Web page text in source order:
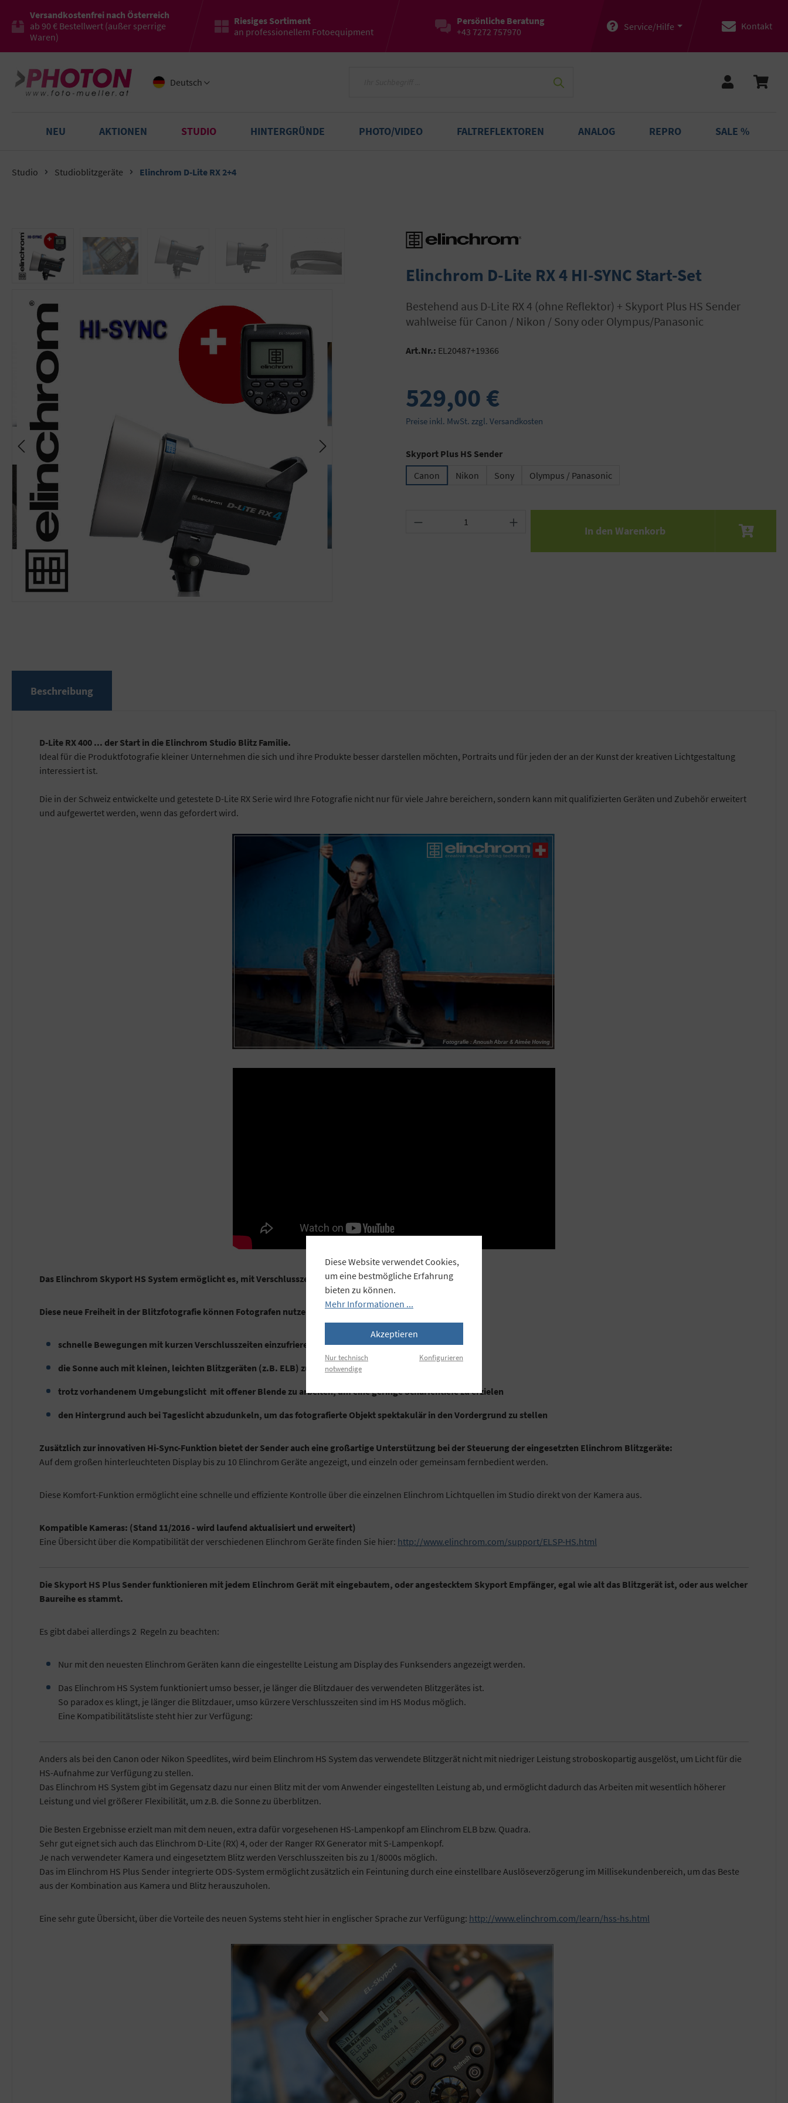
Versandkostenfrei nach Österreich
ab 90 € Bestellwert (außer sperrige
Waren)
Riesiges Sortiment
an professionellem Fotoequipment
Persönliche Beratung
+43 7272 757970
Service/Hilfe Kontakt
Deutsch
NEU AKTIONEN STUDIO HINTERGRÜNDE PHOTO/VIDEO FALTREFLEKTOREN ANALOG REPRO SALE %
Studio Studioblitzgeräte Elinchrom D-Lite RX 2+4
Bildergalerie überspringen
Elinchrom D-Lite RX 4 HI-SYNC Start-Set
bestehend aus D-Lite RX 4 (ohne Reflektor) + Skyport Plus HS Sender
wahlweise für Canon / Nikon / Sony oder Olympus/Panasonic
Art.Nr.: EL20487+19366
529,00 €
Preise inkl. MwSt. zzgl. Versandkosten
Skyport Plus HS Senderauswählen
Canon
Nikon Sony Olympus / Panasonic
Produkt Anzahl: Gib den gewünschten Wert ein oder benutze
In den Warenkorb
Beschreibung
D-Lite RX 400 ... der Start in die Elinchrom Studio Blitz Familie.
Ideal für die Produktfotografie kleiner Unternehmen die sich und ihre Produkte besser darstellen möchten, Portraits und für jeden der an der Kunst der kreativen Lichtgestaltung
interessiert ist.
Die in der Schweiz entwickelte und getestete D-Lite RX Serie wird Ihre Fotografie nicht nur für viele Jahre bereichern, sondern kann mit qualifizierten Geräten und Zubehör erweitert
und aufgewertet werden, wenn das gefordert wird.
Das Elinchrom Skyport HS System ermöglicht es, mit Verschlusszeiten bis zu 1/8000s zu fotografieren.
Diese neue Freiheit in der Blitzfotografie können Fotografen nutzen, um
schnelle Bewegungen mit kurzen Verschlusszeiten einzufrieren
die Sonne auch mit kleinen, leichten Blitzgeräten (z.B. ELB) zu überblitzen
trotz vorhandenem Umgebungslicht mit offener Blende zu arbeiten, um eine geringe Schärfentiefe zu erzielen
den Hintergrund auch bei Tageslicht abzudunkeln, um das fotografierte Objekt spektakulär in den Vordergrund zu stellen
Zusätzlich zur innovativen Hi-Sync-Funktion bietet der Sender auch eine großartige Unterstützung bei der Steuerung der eingesetzten Elinchrom Blitzgeräte:
Auf dem großen hinterleuchteten Display bis zu 10 Elinchrom Geräte angezeigt, und einzeln oder gemeinsam fernbedient werden.
Diese Komfort-Funktion ermöglicht eine schnelle und effiziente Kontrolle über die einzelnen Elinchrom Lichtquellen im Studio direkt von der Kamera aus.
Kompatible Kameras: (Stand 11/2016 - wird laufend aktualisiert und erweitert)
Eine Übersicht über die Kompatibilität der verschiedenen Elinchrom Geräte finden Sie hier: http://www.elinchrom.com/support/ELSP-HS.html
Die Skyport HS Plus Sender funktionieren mit jedem Elinchrom Gerät mit eingebautem, oder angestecktem Skyport Empfänger, egal wie alt das Blitzgerät ist, oder aus welcher
Baureihe es stammt.
Es gibt dabei allerdings 2 Regeln zu beachten:
Nur mit den neuesten Elinchrom Geräten kann die eingestellte Leistung am Display des Funksenders angezeigt werden.
Das Elinchrom HS System funktioniert umso besser, je länger die Blitzdauer des verwendeten Blitzgerätes ist.
So paradox es klingt, je länger die Blitzdauer, umso kürzere Verschlusszeiten sind im HS Modus möglich.
Eine Kompatibilitätsliste steht hier zur Verfügung:
Anders als bei den Canon oder Nikon Speedlites, wird beim Elinchrom HS System das verwendete Blitzgerät nicht mit niedriger Leistung stroboskopartig ausgelöst, um Licht für die
HS-Aufnahme zur Verfügung zu stellen.
Das Elinchrom HS System gibt im Gegensatz dazu nur einen Blitz mit der vom Anwender eingestellten Leistung ab, und ermöglicht dadurch das Arbeiten mit wesentlich höherer
Leistung und viel größerer Flexibilität, um z.B. die Sonne zu überblitzen.
Die Besten Ergebnisse erzielt man mit dem neuen, extra dafür vorgesehenen HS-Lampenkopf am Elinchrom ELB bzw. Quadra.
Sehr gut eignet sich auch das Elinchrom D-Lite (RX) 4, oder der Ranger RX Generator mit S-Lampenkopf.
Je nach verwendeter Kamera und eingesetztem Blitz werden Verschlusszeiten bis zu 1/8000s möglich.
Das im Elinchrom HS Plus Sender integrierte ODS-System ermöglicht zusätzlich ein Feintuning durch eine einstellbare Auslöseverzögerung im Millisekundenbereich, um das Beste
aus der Kombination aus Kamera und Blitz herauszuholen.
Eine sehr gute Übersicht, über die Vorteile des neuen Systems steht hier in englischer Sprache zur Verfügung: http://www.elinchrom.com/learn/hss-hs.html
Diese Website verwendet Cookies,
um eine bestmögliche Erfahrung
bieten zu können.
Mehr Informationen ...
Akzeptieren
Nur technisch
notwendige
Konfigurieren